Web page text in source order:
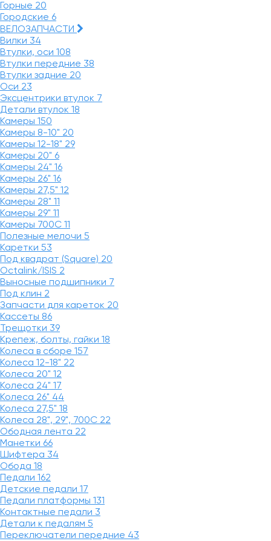
Горные 20
Городские 6
ВЕЛОЗАПЧАСТИ
Вилки 34
Втулки, оси 108
Втулки передние 38
Втулки задние 20
Оси 23
Эксцентрики втулок 7
Детали втулок 18
Камеры 150
Камеры 8-10" 20
Камеры 12-18" 29
Камеры 20" 6
Камеры 24" 16
Камеры 26" 16
Камеры 27,5" 12
Камеры 28" 11
Камеры 29" 11
Камеры 700C 11
Полезные мелочи 5
Каретки 53
Под квадрат (Square) 20
Octalink/ISIS 2
Выносные подшипники 7
Под клин 2
Запчасти для кареток 20
Кассеты 86
Трещотки 39
Крепеж, болты, гайки 18
Колеса в сборе 157
Колеса 12-18" 22
Колеса 20" 12
Колеса 24" 17
Колеса 26" 44
Колеса 27,5" 18
Колеса 28", 29", 700С 22
Ободная лента 22
Манетки 66
Шифтера 34
Обода 18
Педали 162
Детские педали 17
Педали платформы 131
Контактные педали 3
Детали к педалям 5
Переключатели передние 43